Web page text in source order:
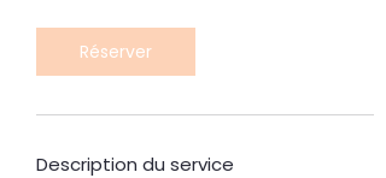
Réserver
Description du service